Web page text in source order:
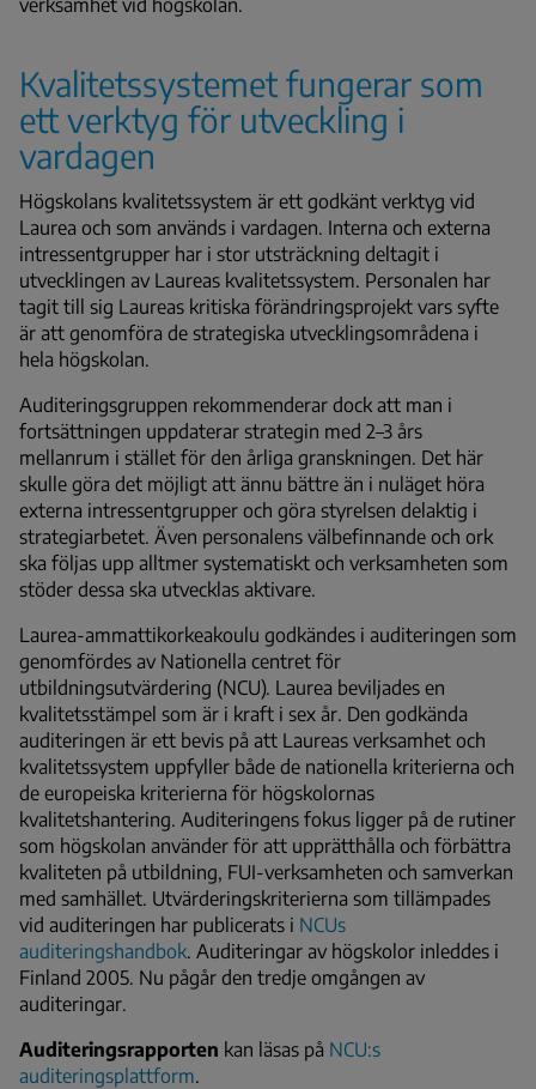
Kvalitetssystemet fungerar som
ett verktyg för utveckling i
vardagen
Högskolans kvalitetssystem är ett godkänt verktyg vid
Laurea och som används i vardagen. Interna och externa
intressentgrupper har i stor utsträckning deltagit i
utvecklingen av Laureas kvalitetssystem. Personalen har
tagit till sig Laureas kritiska förändringsprojekt vars syfte
är att genomföra de strategiska utvecklingsområdena i
hela högskolan.
Auditeringsgruppen rekommenderar dock att man i
fortsättningen uppdaterar strategin med 2–3 års
mellanrum i stället för den årliga granskningen. Det här
skulle göra det möjligt att ännu bättre än i nuläget höra
externa intressentgrupper och göra styrelsen delaktig i
strategiarbetet. Även personalens välbefinnande och ork
ska följas upp alltmer systematiskt och verksamheten som
stöder dessa ska utvecklas aktivare.
Laurea-ammattikorkeakoulu godkändes i auditeringen som
genomfördes av Nationella centret för
utbildningsutvärdering (NCU). Laurea beviljades en
kvalitetsstämpel som är i kraft i sex år. Den godkända
auditeringen är ett bevis på att Laureas verksamhet och
kvalitetssystem uppfyller både de nationella kriterierna och
de europeiska kriterierna för högskolornas
kvalitetshantering. Auditeringens fokus ligger på de rutiner
som högskolan använder för att upprätthålla och förbättra
kvaliteten på utbildning, FUI-verksamheten och samverkan
med samhället. Utvärderingskriterierna som tillämpades
vid auditeringen har publicerats i NCUs
auditeringshandbok. Auditeringar av högskolor inleddes i
Finland 2005. Nu pågår den tredje omgången av
auditeringar.
Auditeringsrapporten kan läsas på NCU:s
auditeringsplattform.